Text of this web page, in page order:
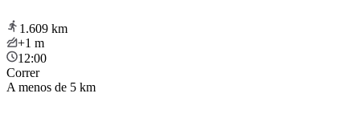
1.609 km
+1 m
12:00
Correr
A menos de 5 km